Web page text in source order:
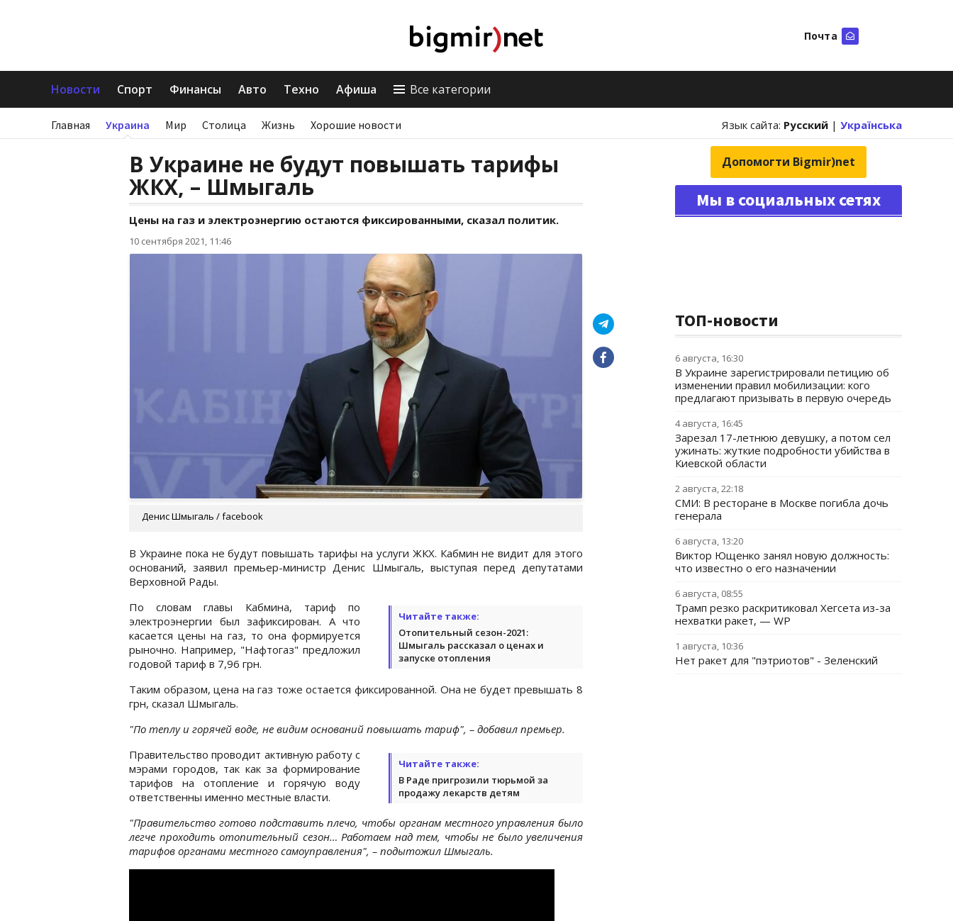
Почта
Новости Спорт Финансы Авто Техно Афиша Все категории
Главная Украина Мир Столица Жизнь Хорошие новости Язык сайта: Русский | Українська
В Украине не будут повышать тарифы
ЖКХ, – Шмыгаль
Цены на газ и электроэнергию остаются фиксированными, сказал политик.
10 сентября 2021, 11:46
Денис Шмыгаль / facebook
В Украине пока не будут повышать тарифы на услуги ЖКХ. Кабмин не видит для этого
оснований, заявил премьер-министр Денис Шмыгаль, выступая перед депутатами
Верховной Рады.
Читайте также:
Отопительный сезон-2021:
Шмыгаль рассказал о ценах и
запуске отопления
По словам главы Кабмина, тариф по
электроэнергии был зафиксирован. А что
касается цены на газ, то она формируется
рыночно. Например, "Нафтогаз" предложил
годовой тариф в 7,96 грн.
Таким образом, цена на газ тоже остается фиксированной. Она не будет превышать 8
грн, сказал Шмыгаль.
"По теплу и горячей воде, не видим оснований повышать тариф", – добавил премьер.
Читайте также:
В Раде пригрозили тюрьмой за
продажу лекарств детям
Правительство проводит активную работу с
мэрами городов, так как за формирование
тарифов на отопление и горячую воду
ответственны именно местные власти.
"Правительство готово подставить плечо, чтобы органам местного управления было
легче проходить отопительный сезон… Работаем над тем, чтобы не было увеличения
тарифов органами местного самоуправления", – подытожил Шмыгаль.
Допомогти Bigmir)net
Мы в социальных сетях
ТОП-новости
6 августа, 16:30
В Украине зарегистрировали петицию об
изменении правил мобилизации: кого
предлагают призывать в первую очередь
4 августа, 16:45
Зарезал 17-летнюю девушку, а потом сел
ужинать: жуткие подробности убийства в
Киевской области
2 августа, 22:18
СМИ: В ресторане в Москве погибла дочь
генерала
6 августа, 13:20
Виктор Ющенко занял новую должность:
что известно о его назначении
6 августа, 08:55
Трамп резко раскритиковал Хегсета из-за
нехватки ракет, — WP
1 августа, 10:36
Нет ракет для "пэтриотов" - Зеленский